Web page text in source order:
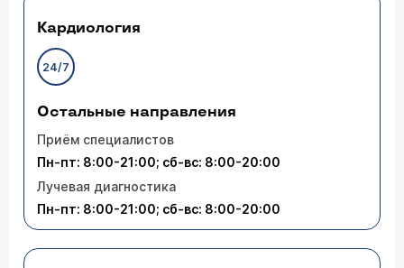
Кардиология
24/7
Остальные направления
Приём специалистов
Пн-пт: 8:00-21:00; сб-вс: 8:00-20:00
Лучевая диагностика
Пн-пт: 8:00-21:00; сб-вс: 8:00-20:00